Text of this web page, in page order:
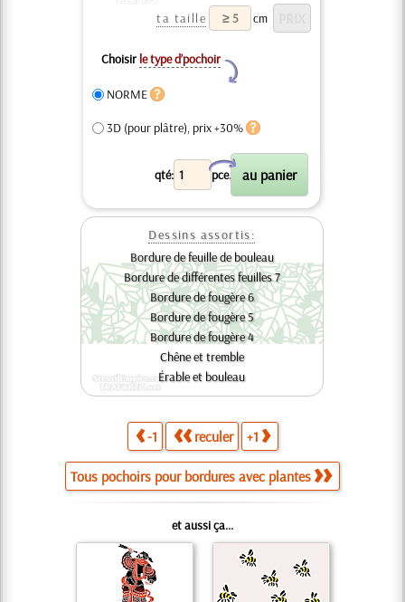
ta taille
cm
Choisir le type d’pochoir
Y
NORME
3D (pour plâtre), prix +30%
qté: pce.
X
Dessins assortis:
Bordure de feuille de bouleau
Bordure de différentes feuilles 7
Bordure de fougère 6
Bordure de fougère 5
Bordure de fougère 4
Chêne et tremble
Érable et bouleau
-1 reculer +1
Tous pochoirs pour bordures avec plantes
et aussi ça...